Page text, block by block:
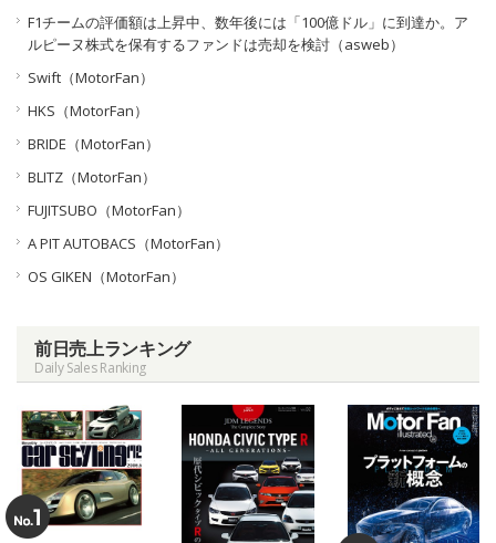
F1チームの評価額は上昇中、数年後には「100億ドル」に到達か。ア
ルピーヌ株式を保有するファンドは売却を検討（asweb）
Swift（MotorFan）
HKS（MotorFan）
BRIDE（MotorFan）
BLITZ（MotorFan）
FUJITSUBO（MotorFan）
A PIT AUTOBACS（MotorFan）
OS GIKEN（MotorFan）
前日売上ランキング
Daily Sales Ranking